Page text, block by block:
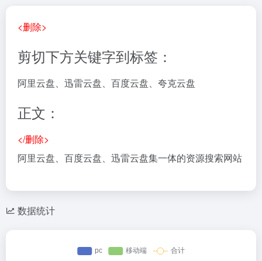
<删除>
剪切下方关键字到标签：
阿里云盘、迅雷云盘、百度云盘、夸克云盘
正文：
</删除>
阿里云盘、百度云盘、迅雷云盘集一体的资源搜索网站
数据统计